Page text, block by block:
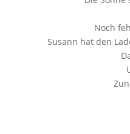
Noch
Susann hat den